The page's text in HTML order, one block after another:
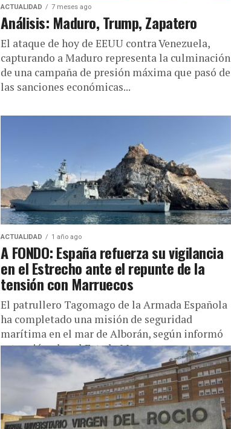
ACTUALIDAD 7 meses ago
Análisis: Maduro, Trump, Zapatero
El ataque de hoy de EEUU contra Venezuela,
capturando a Maduro representa la culminación
de una campaña de presión máxima que pasó de
las sanciones económicas...
ACTUALIDAD 1 año ago
A FONDO: España refuerza su vigilancia
en el Estrecho ante el repunte de la
tensión con Marruecos
El patrullero Tagomago de la Armada Española
ha completado una misión de seguridad
marítima en el mar de Alborán, según informó
este miércoles el Estado Mayor...